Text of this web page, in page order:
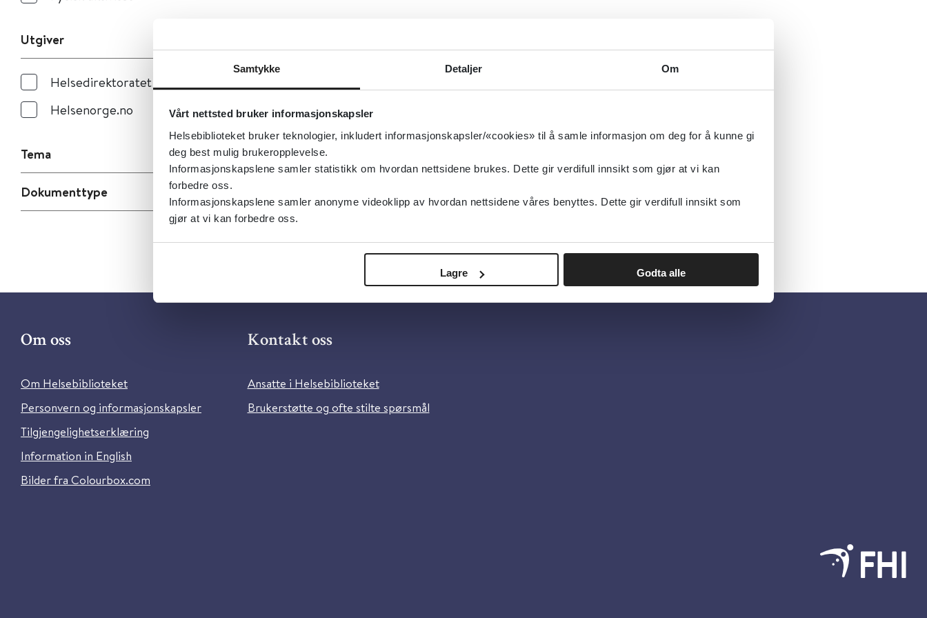
Samtykke Detaljer Om
Vårt nettsted bruker informasjonskapsler
Helsebiblioteket bruker teknologier, inkludert informasjonskapsler/«cookies» til å samle informasjon om deg for å kunne gi
deg best mulig brukeropplevelse.
Informasjonskapslene samler statistikk om hvordan nettsidene brukes. Dette gir verdifull innsikt som gjør at vi kan
forbedre oss.
Informasjonskapslene samler anonyme videoklipp av hvordan nettsidene våres benyttes. Dette gir verdifull innsikt som
gjør at vi kan forbedre oss.
Lagre Godta alle
Utgiver
Helsedirektoratet
Helsenorge.no
Tema
Dokumenttype
Om oss
Om Helsebiblioteket
Personvern og informasjonskapsler
Tilgjengelighetserklæring
Information in English
Bilder fra Colourbox.com
Kontakt oss
Ansatte i Helsebiblioteket
Brukerstøtte og ofte stilte spørsmål